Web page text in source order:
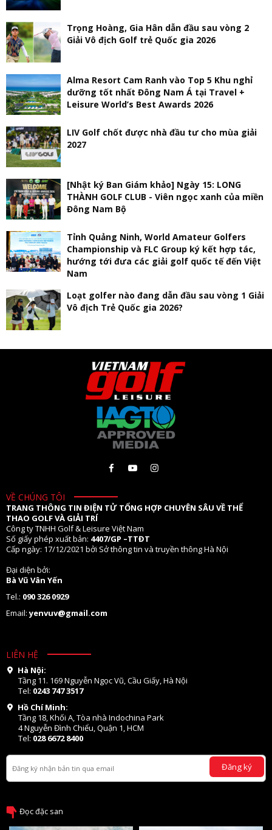
Trọng Hoàng, Gia Hân dẫn đầu sau vòng 2
Giải Vô địch Golf trẻ Quốc gia 2026
Alma Resort Cam Ranh vào Top 5 Khu nghỉ
dưỡng tốt nhất Đông Nam Á tại Travel +
Leisure World’s Best Awards 2026
LIV Golf chốt được nhà đầu tư cho mùa giải
2027
[Nhật ký Ban Giám khảo] Ngày 15: LONG
THÀNH GOLF CLUB - Viên ngọc xanh của miền
Đông Nam Bộ
Tỉnh Quảng Ninh, World Amateur Golfers
Championship và FLC Group ký kết hợp tác,
hướng tới đưa các giải golf quốc tế đến Việt
Nam
Loạt golfer nào đang dẫn đầu sau vòng 1 Giải
Vô địch Trẻ Quốc gia 2026?
VỀ CHÚNG TÔI
TRANG THÔNG TIN ĐIỆN TỬ TỔNG HỢP CHUYÊN SÂU VỀ THỂ
THAO GOLF VÀ GIẢI TRÍ
Công ty TNHH Golf & Leisure Việt Nam
Số giấy phép xuất bản: 4407/GP –TTĐT
Cấp ngày: 17/12/2021 bởi Sở thông tin và truyền thông Hà Nội
Đại diện bởi:
Bà Vũ Vân Yến
Tel.: 090 326 0929
Email:yenvuv@gmail.com
LIÊN HỆ
Hà Nội:
Tầng 11. 169 Nguyễn Ngọc Vũ, Cầu Giấy, Hà Nội
Tel: 0243 747 3517
Hồ Chí Minh:
Tầng 18, Khối A, Tòa nhà Indochina Park
4 Nguyễn Đình Chiểu, Quận 1, HCM
Tel: 028 6672 8400
Đăng ký
Đọc đặc san